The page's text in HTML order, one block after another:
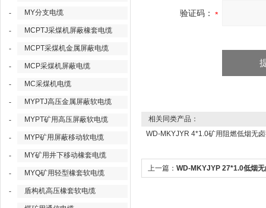
- MY分支电缆
- MCPTJ采煤机屏蔽橡套电缆
- MCPT采煤机金属屏蔽电缆
- MCP采煤机屏蔽电缆
- MC采煤机电缆
- MYPTJ高压金属屏蔽软电缆
- MYPT矿用高压屏蔽软电缆
- MYP矿用屏蔽移动软电缆
- MY矿用井下移动橡套电缆
- MYQ矿用轻型橡套软电缆
- 盾构机高压橡套软电缆
验证码：
相关同类产品：
WD-MKYJYR 4*1.0矿用阻燃低烟无
上一篇： WD-MKYJYP 27*1.0低烟无